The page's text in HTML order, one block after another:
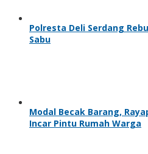
Polresta Deli Serdang
Sabu
Modal Becak Barang,
Incar Pintu Rumah Warga